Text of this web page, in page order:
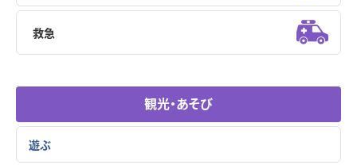
救急
観光・あそび
遊ぶ